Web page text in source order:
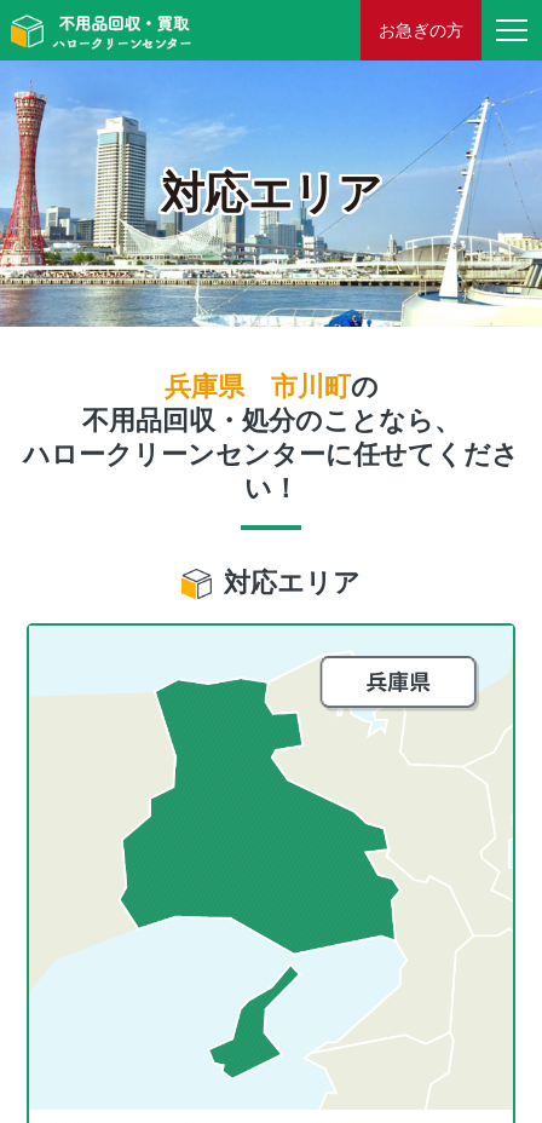
お急ぎの方
対応エリア
兵庫県 市川町の
不用品回収・処分のことなら、
ハロークリーンセンターに任せてくださ
い！
対応エリア